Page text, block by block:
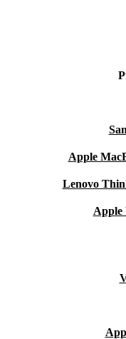
Apple
Lenovo
Apple